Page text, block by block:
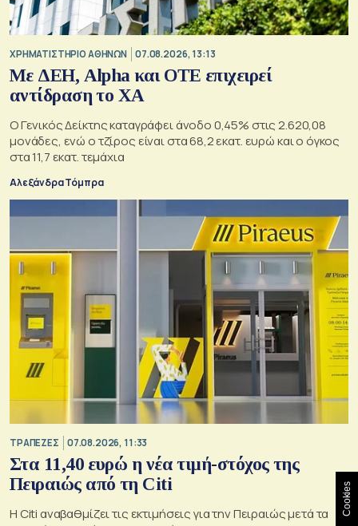
XΡΗΜΑΤΙΣΤΗΡΙΟ ΑΘΗΝΩΝ 07.08.2026, 13:13
Με ΔΕΗ, Alpha και ΟΤΕ επιχειρεί
αντίδραση το ΧΑ
Ο Γενικός Δείκτης καταγράφει άνοδο 0,45% στις 2.620,08
μονάδες, ενώ ο τζίρος είναι στα 68,2 εκατ. ευρώ και ο όγκος
στα 11,7 εκατ. τεμάχια
Αλεξάνδρα Τόμπρα
ΤΡΑΠΕΖΕΣ 07.08.2026, 11:33
Στα 11,40 ευρώ η νέα τιμή-στόχος της
Πειραιώς από τη Citi
Η Citi αναβαθμίζει τις εκτιμήσεις για την Πειραιώς μετά τα
Cookies